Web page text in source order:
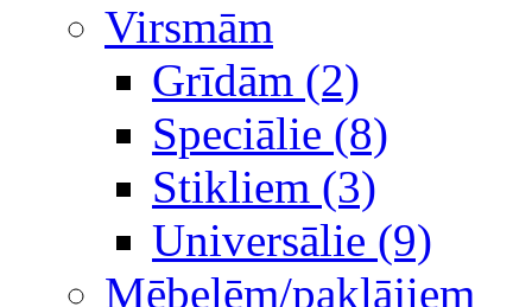
Virsmām
Grīdām (2)
Speciālie (8)
Stikliem (3)
Universālie (9)
Mēbelēm/paklājiem